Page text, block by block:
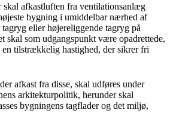
skal afkastluften fra ventilationsanlæg
bygning i umiddelbar nærhed af
eller højereliggende tagryg på
skal som udgangspunkt være opadrettede,
tilstrækkelig hastighed, der sikrer fri
afkast fra disse, skal udføres under
arkitekturpolitik, herunder skal
bygningens tagflader og det miljø,